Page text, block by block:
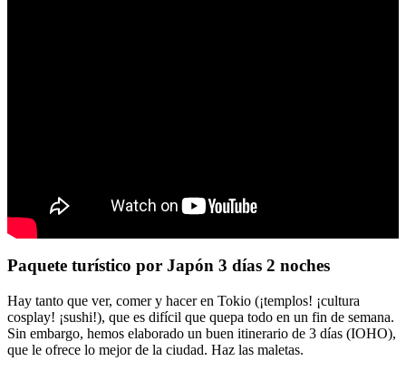
Paquete turístico por Japón 3 días 2 noches
Hay tanto que ver, comer y hacer en Tokio (¡templos! ¡cultura
cosplay! ¡sushi!), que es difícil que quepa todo en un fin de semana.
Sin embargo, hemos elaborado un buen itinerario de 3 días (IOHO),
que le ofrece lo mejor de la ciudad. Haz las maletas.